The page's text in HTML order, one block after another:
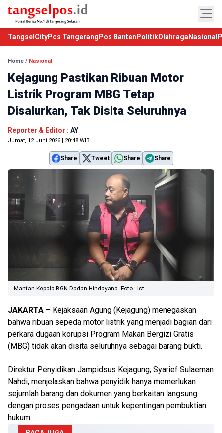
TangselCityPos Tangerang Pos Banten PolitikOlahraga Nasional
Home / Nasional
Kejagung Pastikan Ribuan Motor
Listrik Program MBG Tetap
Disalurkan, Tak Disita Seluruhnya
Reporter & Editor : AY
Jumat, 12 Juni 2026 | 20:48 WIB
Share Tweet Share Share
Mantan Kepala BGN Dadan Hindayana. Foto : Ist
JAKARTA – Kejaksaan Agung (Kejagung) menegaskan
bahwa ribuan sepeda motor listrik yang menjadi bagian dari
perkara dugaan korupsi Program Makan Bergizi Gratis
(MBG) tidak akan disita seluruhnya sebagai barang bukti.
Direktur Penyidikan Jampidsus Kejagung, Syarief Sulaeman
Nahdi, menjelaskan bahwa penyidik hanya memerlukan
sejumlah barang dan dokumen yang berkaitan langsung
dengan proses pengadaan untuk kepentingan pembuktian
hukum.